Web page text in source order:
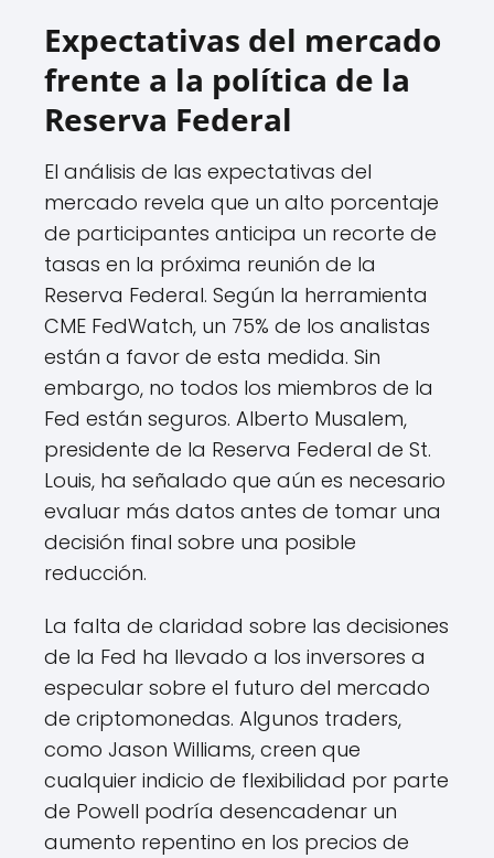
Expectativas del mercado
frente a la política de la
Reserva Federal
El análisis de las expectativas del
mercado revela que un alto porcentaje
de participantes anticipa un recorte de
tasas en la próxima reunión de la
Reserva Federal. Según la herramienta
CME FedWatch, un 75% de los analistas
están a favor de esta medida. Sin
embargo, no todos los miembros de la
Fed están seguros. Alberto Musalem,
presidente de la Reserva Federal de St.
Louis, ha señalado que aún es necesario
evaluar más datos antes de tomar una
decisión final sobre una posible
reducción.
La falta de claridad sobre las decisiones
de la Fed ha llevado a los inversores a
especular sobre el futuro del mercado
de criptomonedas. Algunos traders,
como Jason Williams, creen que
cualquier indicio de flexibilidad por parte
de Powell podría desencadenar un
aumento repentino en los precios de